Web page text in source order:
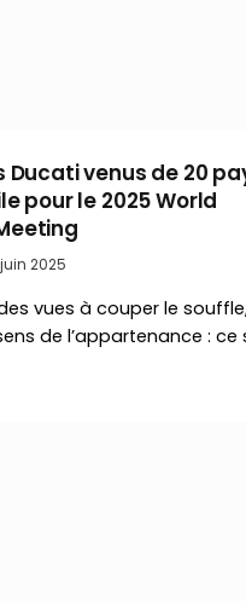
Ducati venus de 20
pour le 2025 World
juin 2025
vues à couper le
de l’appartenance : ce